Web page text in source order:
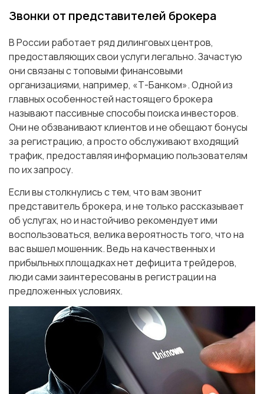
Звонки от представителей брокера
В России работает ряд дилинговых центров,
предоставляющих свои услуги легально. Зачастую
они связаны с топовыми финансовыми
организациями, например, «Т-Банком». Одной из
главных особенностей настоящего брокера
называют пассивные способы поиска инвесторов.
Они не обзванивают клиентов и не обещают бонусы
за регистрацию, а просто обслуживают входящий
трафик, предоставляя информацию пользователям
по их запросу.
Если вы столкнулись с тем, что вам звонит
представитель брокера, и не только рассказывает
об услугах, но и настойчиво рекомендует ими
воспользоваться, велика вероятность того, что на
вас вышел мошенник. Ведь на качественных и
прибыльных площадках нет дефицита трейдеров,
люди сами заинтересованы в регистрации на
предложенных условиях.